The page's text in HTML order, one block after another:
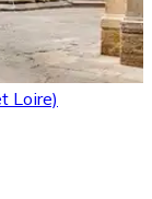
Loire)